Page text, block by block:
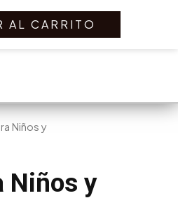
Niños y
Niños y
AL CARRITO